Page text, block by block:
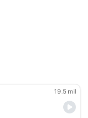
19.5 mil